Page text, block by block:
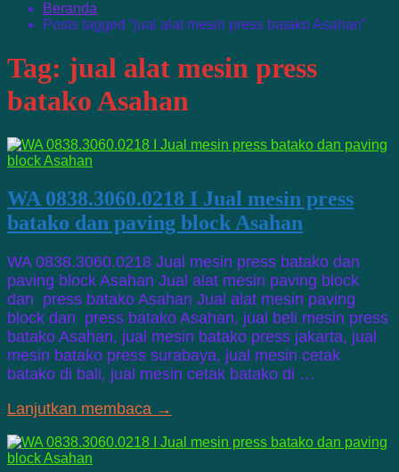
Beranda
Posts tagged “jual alat mesin press batako Asahan”
Tag: jual alat mesin press
batako Asahan
WA 0838.3060.0218 I Jual mesin press
batako dan paving block Asahan
WA 0838.3060.0218 Jual mesin press batako dan
paving block Asahan Jual alat mesin paving block
dan press batako Asahan Jual alat mesin paving
block dan press batako Asahan, jual beli mesin press
batako Asahan, jual mesin batako press jakarta, jual
mesin batako press surabaya, jual mesin cetak
batako di bali, jual mesin cetak batako di …
Lanjutkan membaca →